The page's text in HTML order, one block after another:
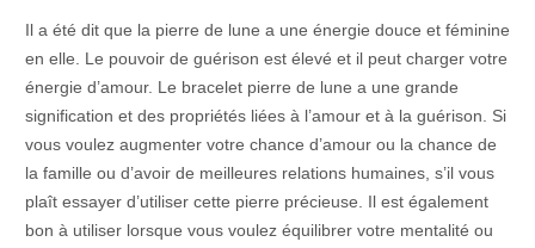
Il a été dit que la pierre de lune a une énergie douce et féminine
en elle. Le pouvoir de guérison est élevé et il peut charger votre
énergie d’amour. Le bracelet pierre de lune a une grande
signification et des propriétés liées à l’amour et à la guérison. Si
vous voulez augmenter votre chance d’amour ou la chance de
la famille ou d’avoir de meilleures relations humaines, s’il vous
plaît essayer d’utiliser cette pierre précieuse. Il est également
bon à utiliser lorsque vous voulez équilibrer votre mentalité ou